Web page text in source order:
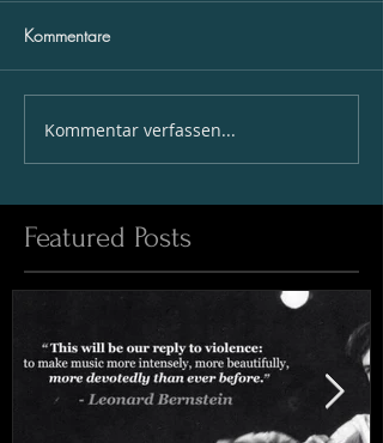
Kommentare
Kommentar verfassen...
Featured Posts